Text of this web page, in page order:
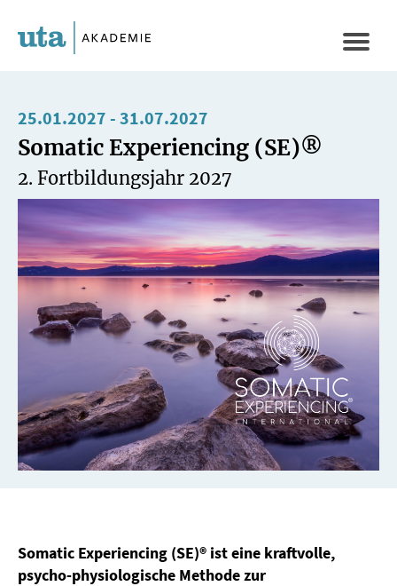
zum
25.01.2027 - 31.07.2027
Somatic Experiencing (SE)®
2. Fortbildungsjahr 2027
Somatic Experiencing (SE)® ist eine kraftvolle,
psycho-physiologische Methode zur